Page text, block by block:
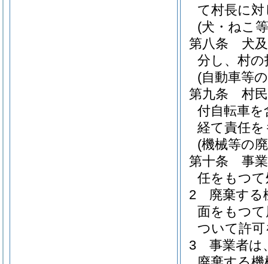
て村長に
(犬・ねこ
第八条
犬
分し、村
(自動車等
第九条
村
付自転車を
経て責任
(機械等の
第十条
事
任をもつ
2
廃棄する
面をもつ
ついて許
3
事業者は